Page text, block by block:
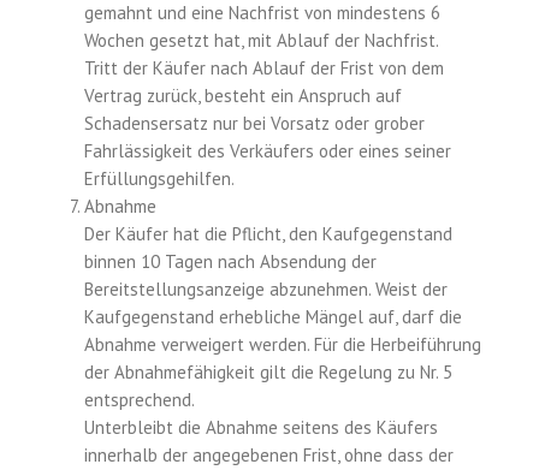
gemahnt und eine Nachfrist von mindestens 6
Wochen gesetzt hat, mit Ablauf der Nachfrist.
Tritt der Käufer nach Ablauf der Frist von dem
Vertrag zurück, besteht ein Anspruch auf
Schadensersatz nur bei Vorsatz oder grober
Fahrlässigkeit des Verkäufers oder eines seiner
Erfüllungsgehilfen.
Abnahme
Der Käufer hat die Pflicht, den Kaufgegenstand
binnen 10 Tagen nach Absendung der
Bereitstellungsanzeige abzunehmen. Weist der
Kaufgegenstand erhebliche Mängel auf, darf die
Abnahme verweigert werden. Für die Herbeiführung
der Abnahmefähigkeit gilt die Regelung zu Nr. 5
entsprechend.
Unterbleibt die Abnahme seitens des Käufers
innerhalb der angegebenen Frist, ohne dass der